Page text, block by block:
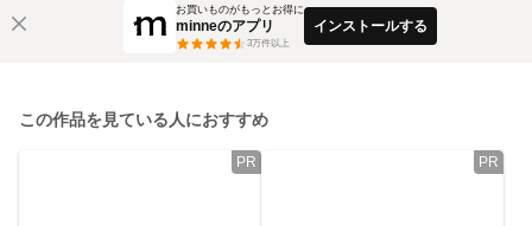
お買いものがもっとお得に
minneのアプリ
3万件以上
インストールする
この作品を見ている人におすすめ
PR PR